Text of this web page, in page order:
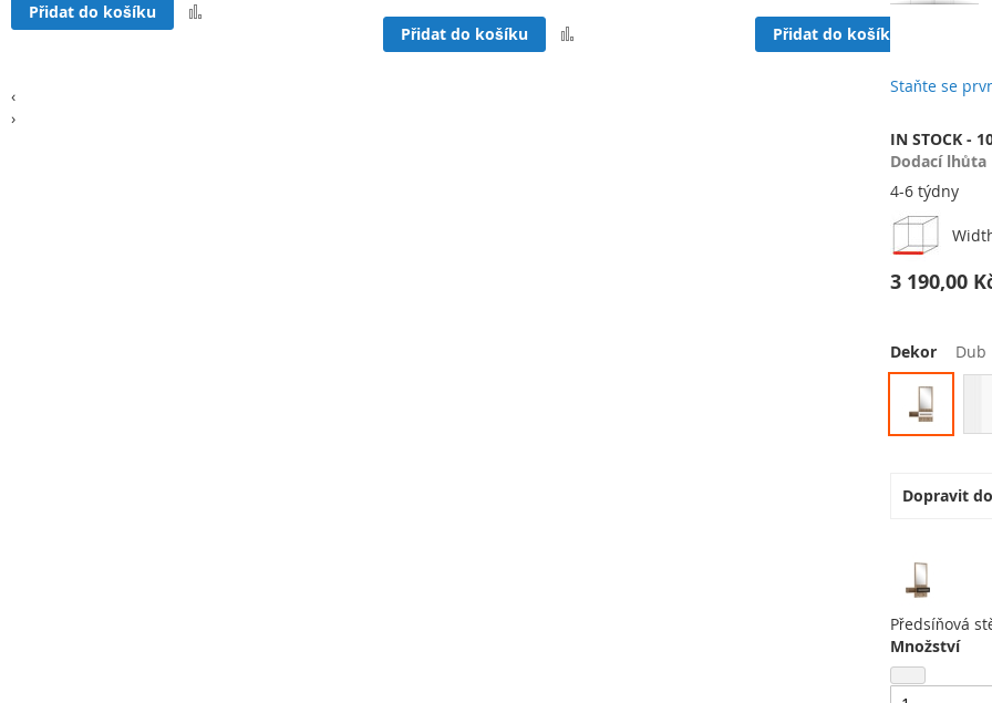
Přeskočit
na
začátek
galerie
Staňte se
IN STOCK -
Dodací lhůta
4-6 týdny
3 190,00
Dekor Dub
Dopravit
Předsíňová
Množství
Přidat do košíku
Přidat do košíku Přidat do košíku
‹
›